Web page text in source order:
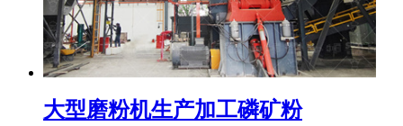
大型磨粉机生产加工磷矿粉